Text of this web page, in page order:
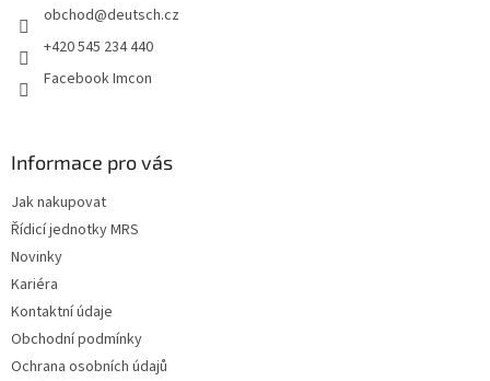
obchod@deutsch.cz
+420 545 234 440
Facebook Imcon
Informace pro vás
Jak nakupovat
Řídicí jednotky MRS
Novinky
Kariéra
Kontaktní údaje
Obchodní podmínky
Ochrana osobních údajů